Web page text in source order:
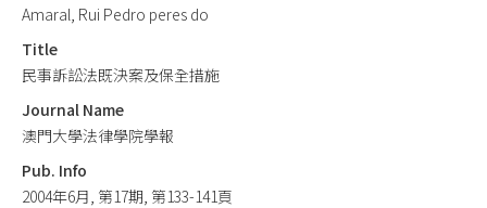
Amaral, Rui Pedro peres do
Title
民事訴訟法既決案及保全措施
Journal Name
澳門大學法律學院學報
Pub. Info
2004年6月, 第17期, 第133-141頁